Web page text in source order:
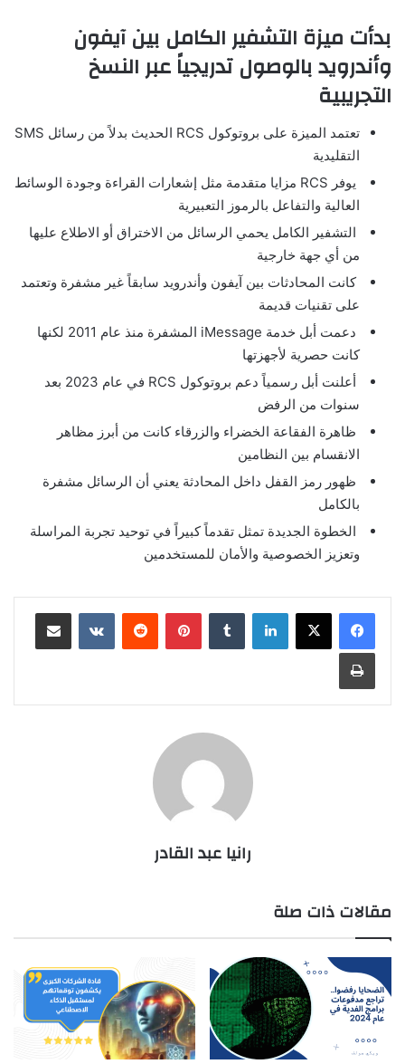
بدأت ميزة التشفير الكامل بين آيفون
وأندرويد بالوصول تدريجياً عبر النسخ
التجريبية
تعتمد الميزة على بروتوكول RCS الحديث بدلاً من رسائل SMS
التقليدية
يوفر RCS مزايا متقدمة مثل إشعارات القراءة وجودة الوسائط
العالية والتفاعل بالرموز التعبيرية
التشفير الكامل يحمي الرسائل من الاختراق أو الاطلاع عليها
من أي جهة خارجية
كانت المحادثات بين آيفون وأندرويد سابقاً غير مشفرة وتعتمد
على تقنيات قديمة
دعمت أبل خدمة iMessage المشفرة منذ عام 2011 لكنها
كانت حصرية لأجهزتها
أعلنت أبل رسمياً دعم بروتوكول RCS في عام 2023 بعد
سنوات من الرفض
ظاهرة الفقاعة الخضراء والزرقاء كانت من أبرز مظاهر
الانقسام بين النظامين
ظهور رمز القفل داخل المحادثة يعني أن الرسائل مشفرة
بالكامل
الخطوة الجديدة تمثل تقدماً كبيراً في توحيد تجربة المراسلة
وتعزيز الخصوصية والأمان للمستخدمين
لينكدإن بينتيريست مشاركة عبر البريد
طباعة
رانيا عبد القادر
مقالات ذات صلة